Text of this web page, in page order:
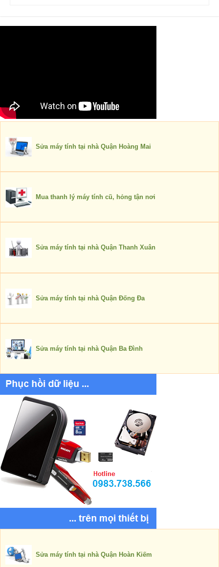
Sửa máy tính tại nhà Quận Hoàng Mai
Mua thanh lý máy tính cũ, hỏng tận nơi
Sửa máy tính tại nhà Quận Thanh Xuân
Sửa máy tính tại nhà Quận Đống Đa
Sửa máy tính tại nhà Quận Ba Đình
Sửa máy tính tại nhà Quận Hoàn Kiếm